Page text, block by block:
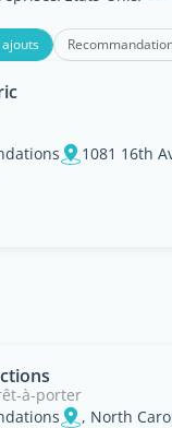
1081 16th
à-porter
, North